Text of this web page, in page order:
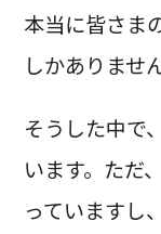
本当に皆さま
しかありませ
そうした中で
います。ただ
っていますし